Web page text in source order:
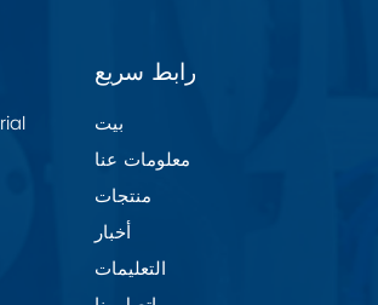
رابط سريع
بيت
معلومات عنا
منتجات
أخبار
التعليمات